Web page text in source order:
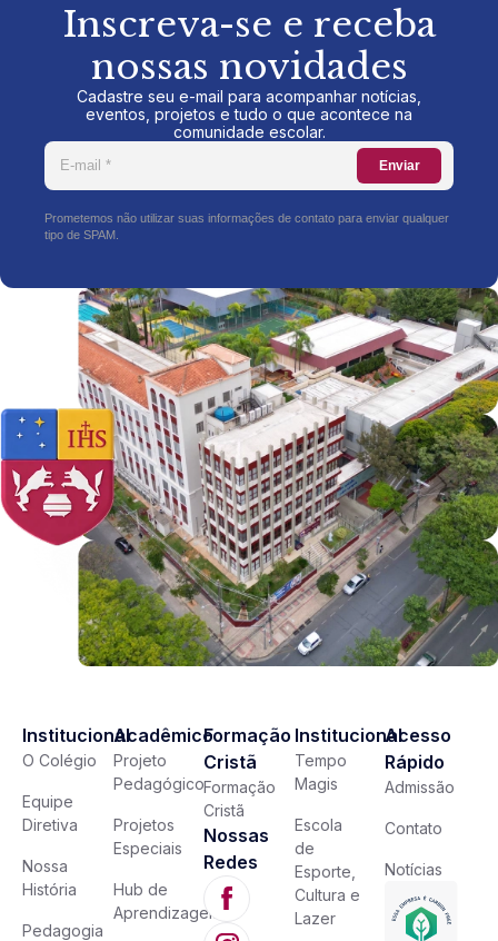
Inscreva-se e receba
nossas novidades
Cadastre seu e-mail para acompanhar notícias,
eventos, projetos e tudo o que acontece na
comunidade escolar.
Enviar
Prometemos não utilizar suas informações de contato para enviar qualquer
tipo de SPAM.
Institucional
O Colégio
Equipe
Diretiva
Nossa
História
Pedagogia
Acadêmico
Projeto
Pedagógico
Projetos
Especiais
Hub de
Aprendizagem
Formação
Cristã
Formação
Cristã
Nossas
Redes
Institucional
Tempo
Magis
Escola
de
Esporte,
Cultura e
Lazer
Acesso
Rápido
Admissão
Contato
Notícias